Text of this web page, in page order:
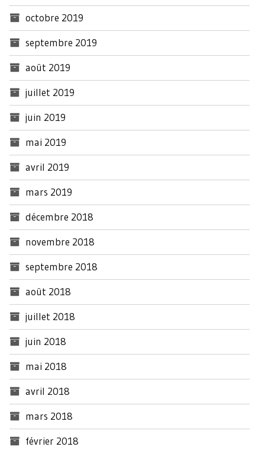
octobre 2019
septembre 2019
août 2019
juillet 2019
juin 2019
mai 2019
avril 2019
mars 2019
décembre 2018
novembre 2018
septembre 2018
août 2018
juillet 2018
juin 2018
mai 2018
avril 2018
mars 2018
février 2018